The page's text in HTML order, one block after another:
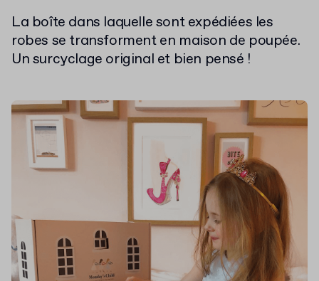
La boîte dans laquelle sont expédiées les
robes se transforment en maison de poupée.
Un surcyclage original et bien pensé !